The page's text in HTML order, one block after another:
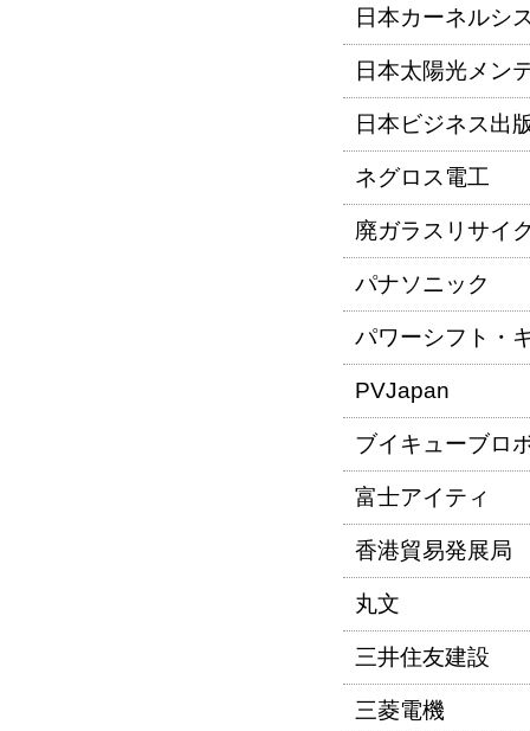
日本カーネルシ
日本太陽光メン
日本ビジネス出
ネグロス電工
廃ガラスリサイ
パナソニック
パワーシフト・
PVJapan
ブイキューブロ
富士アイティ
香港貿易発展局
丸文
三井住友建設
三菱電機